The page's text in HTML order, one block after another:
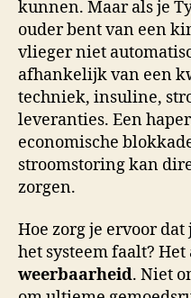
kunnen. Maar als je
ouder bent van een
vlieger niet
afhankelijk van een
techniek, insuline,
leveranties. Een
economische
stroomstoring kan
zorgen.
Hoe zorg je ervoor
het systeem faalt?
weerbaarheid. Niet